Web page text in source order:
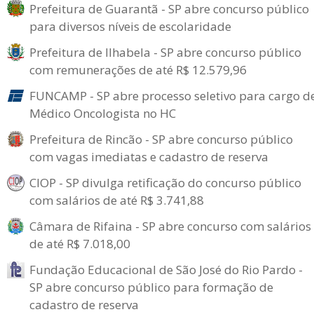
Prefeitura de Guarantã - SP abre concurso público
para diversos níveis de escolaridade
Prefeitura de Ilhabela - SP abre concurso público
com remunerações de até R$ 12.579,96
FUNCAMP - SP abre processo seletivo para cargo
Médico Oncologista no HC
Prefeitura de Rincão - SP abre concurso público
com vagas imediatas e cadastro de reserva
CIOP - SP divulga retificação do concurso público
com salários de até R$ 3.741,88
Câmara de Rifaina - SP abre concurso com salários
de até R$ 7.018,00
Fundação Educacional de São José do Rio Pardo -
SP abre concurso público para formação de
cadastro de reserva